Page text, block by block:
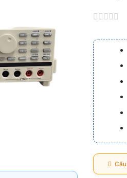
xếp
hạng
0.0
5
sao